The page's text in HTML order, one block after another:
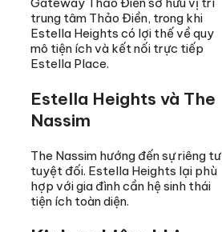
trung tâm Thảo Điền, trong khi
Estella Heights có lợi thế về quy
mô tiện ích và kết nối trực tiếp
Estella Place.
Estella Heights và The
Nassim
The Nassim hướng đến sự riêng tư
tuyệt đối. Estella Heights lại phù
hợp với gia đình cần hệ sinh thái
tiện ích toàn diện.